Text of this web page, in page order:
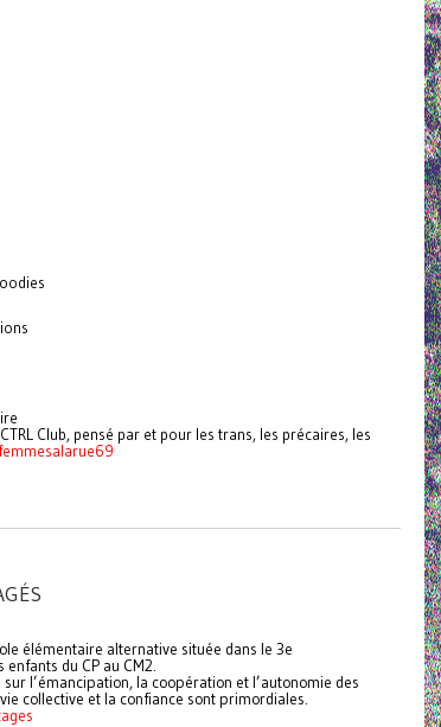
Club, pensé par et pour les trans, les précaires, les
élémentaire alternative située dans le 3e
du CP au CM2.
l’émancipation, la coopération et l’autonomie des
collective et la confiance sont primordiales.